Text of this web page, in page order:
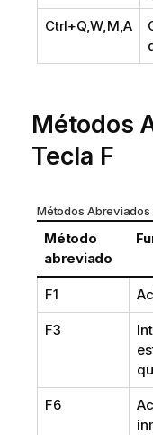
Ctrl+Q,W,M,A
Métodos
Tecla F
Métodos Abreviados
Método
abreviado
F1
F3
F6